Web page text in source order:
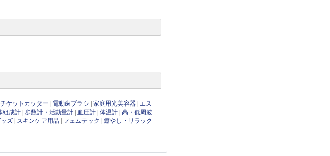
ケットカッター 電動歯ブラシ |家庭用光美容器
エス
組成計 |歩数計・活動量計 血圧計 |体温計 |高・低周波
ズ スキンケア用品 フェムテック |癒やし・リラック